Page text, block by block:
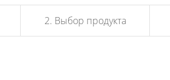
2. Выбор продукта